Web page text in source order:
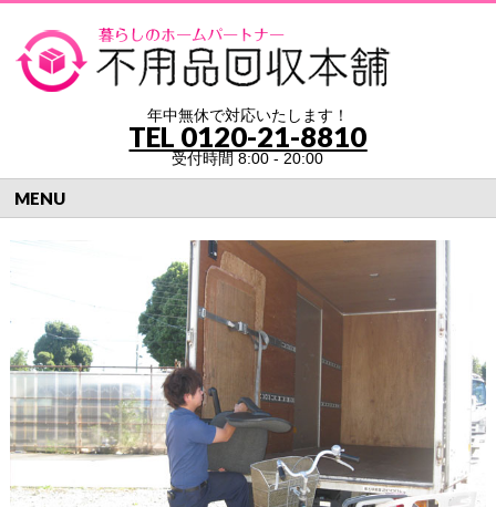
年中無休で対応いたします！
TEL 0120-21-8810
受付時間 8:00 - 20:00
MENU